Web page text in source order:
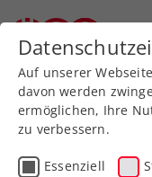
Zurück zur
ITF
Auf unserer
davon werden
ermöglichen, Ihre
zu verbessern.
Essenziell